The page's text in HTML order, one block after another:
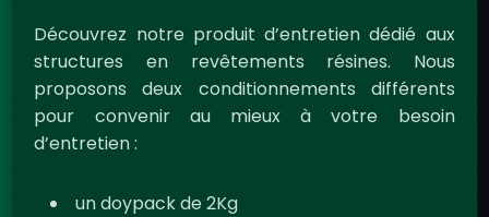
Découvrez notre produit d’entretien dédié aux
structures en revêtements résines. Nous
proposons deux conditionnements différents
pour convenir au mieux à votre besoin
d’entretien :
un doypack de 2Kg